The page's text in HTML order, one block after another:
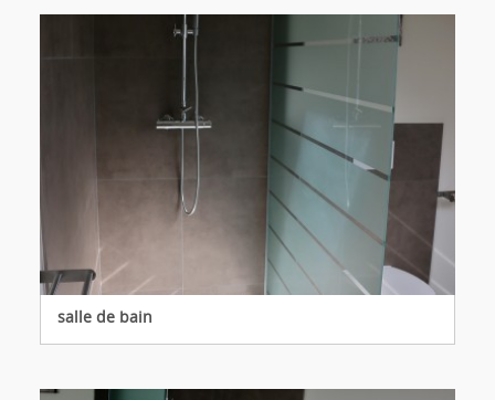
salle de bain